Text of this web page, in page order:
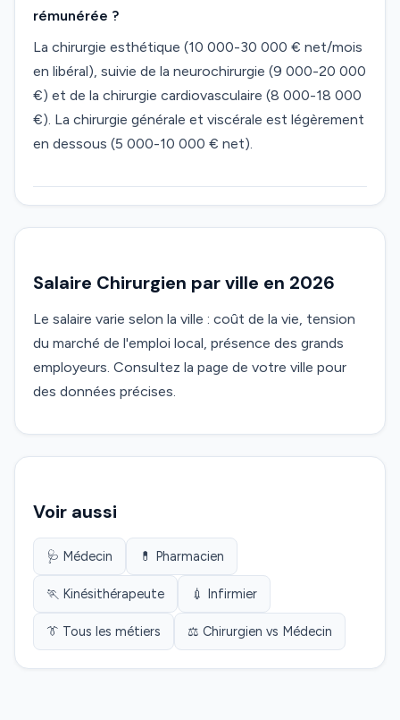
rémunérée ?
La chirurgie esthétique (10 000-30 000 € net/mois
en libéral), suivie de la neurochirurgie (9 000-20 000
€) et de la chirurgie cardiovasculaire (8 000-18 000
€). La chirurgie générale et viscérale est légèrement
en dessous (5 000-10 000 € net).
Salaire Chirurgien par ville en 2026
Le salaire varie selon la ville : coût de la vie, tension
du marché de l'emploi local, présence des grands
employeurs. Consultez la page de votre ville pour
des données précises.
Voir aussi
🩺 Médecin 💊 Pharmacien
🏃 Kinésithérapeute 💉 Infirmier
👔 Tous les métiers ⚖️ Chirurgien vs Médecin